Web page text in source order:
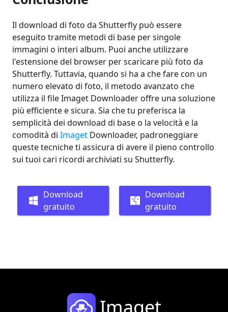
Il download di foto da Shutterfly può essere
eseguito tramite metodi di base per singole
immagini o interi album. Puoi anche utilizzare
l'estensione del browser per scaricare più foto da
Shutterfly. Tuttavia, quando si ha a che fare con un
numero elevato di foto, il metodo avanzato che
utilizza il file Imaget Downloader offre una soluzione
più efficiente e sicura. Sia che tu preferisca la
semplicità dei download di base o la velocità e la
comodità di Imaget Downloader, padroneggiare
queste tecniche ti assicura di avere il pieno controllo
sui tuoi cari ricordi archiviati su Shutterfly.
Download
gratuito
Download
gratuito
Imaget